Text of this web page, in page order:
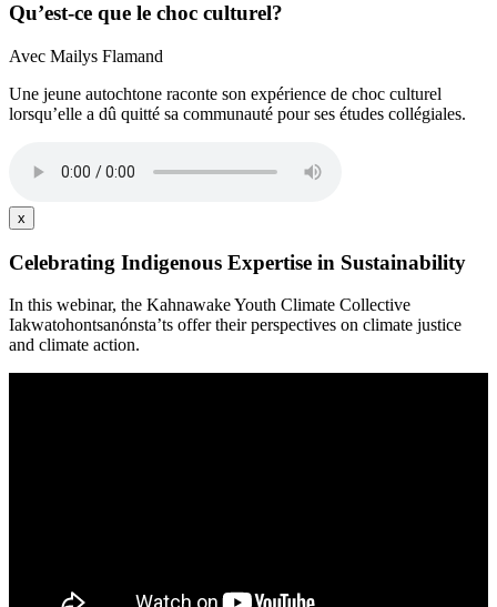
Qu’est-ce que le choc culturel?
Avec Mailys Flamand
Une jeune autochtone raconte son expérience de choc culturel
lorsqu’elle a dû quitté sa communauté pour ses études collégiales.
x
Celebrating Indigenous Expertise in Sustainability
In this webinar, the Kahnawake Youth Climate Collective
Iakwatohontsanónsta’ts offer their perspectives on climate justice
and climate action.